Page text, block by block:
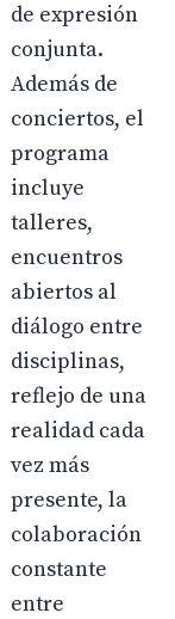
de expresión
conjunta.
Además de
conciertos, el
programa
incluye
talleres,
encuentros
abiertos al
diálogo entre
disciplinas,
reflejo de una
realidad cada
vez más
presente, la
colaboración
constante
entre